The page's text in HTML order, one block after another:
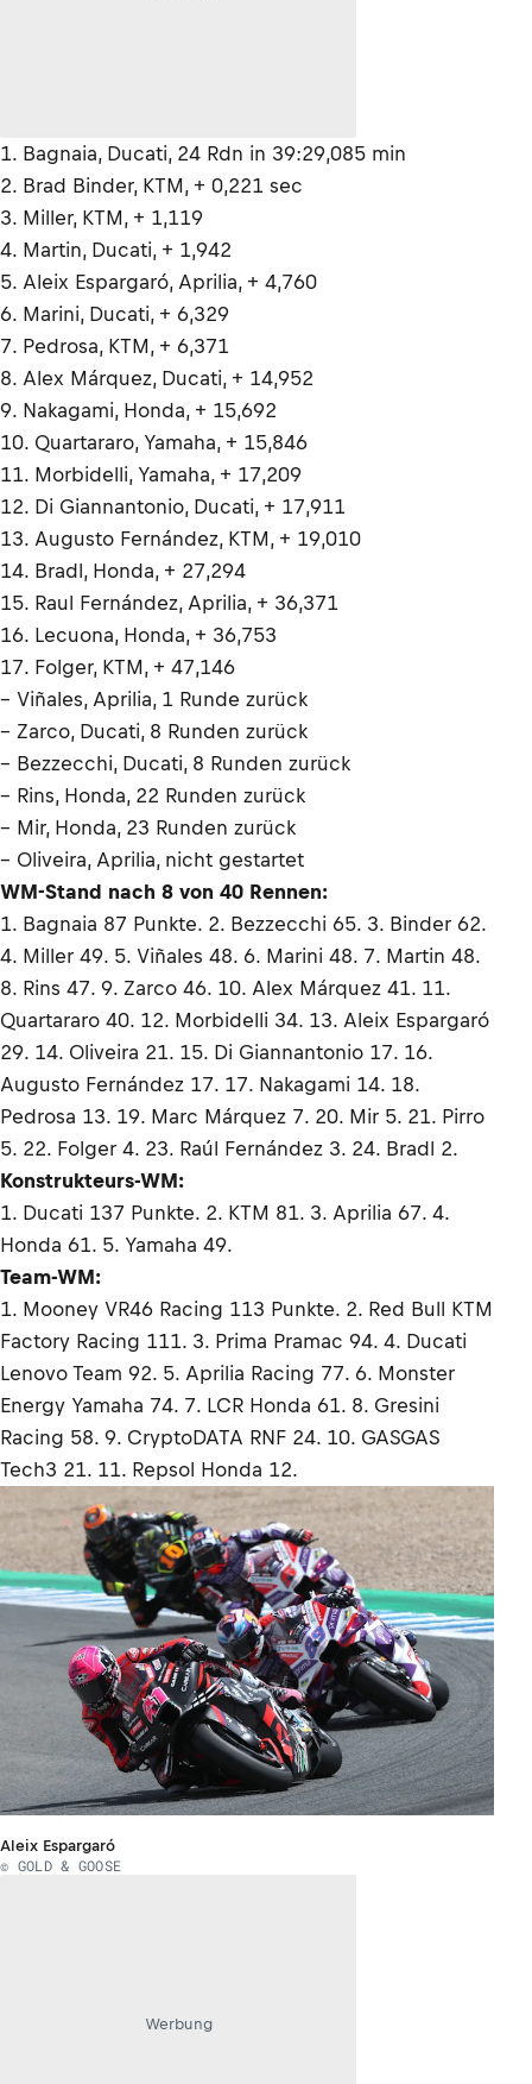
1. Bagnaia, Ducati, 24 Rdn in 39:29,085 min
2. Brad Binder, KTM, + 0,221 sec
3. Miller, KTM, + 1,119
4. Martin, Ducati, + 1,942
5. Aleix Espargaró, Aprilia, + 4,760
6. Marini, Ducati, + 6,329
7. Pedrosa, KTM, + 6,371
8. Alex Márquez, Ducati, + 14,952
9. Nakagami, Honda, + 15,692
10. Quartararo, Yamaha, + 15,846
11. Morbidelli, Yamaha, + 17,209
12. Di Giannantonio, Ducati, + 17,911
13. Augusto Fernández, KTM, + 19,010
14. Bradl, Honda, + 27,294
15. Raul Fernández, Aprilia, + 36,371
16. Lecuona, Honda, + 36,753
17. Folger, KTM, + 47,146
– Viñales, Aprilia, 1 Runde zurück
– Zarco, Ducati, 8 Runden zurück
– Bezzecchi, Ducati, 8 Runden zurück
– Rins, Honda, 22 Runden zurück
– Mir, Honda, 23 Runden zurück
– Oliveira, Aprilia, nicht gestartet
WM-Stand nach 8 von 40 Rennen:
1. Bagnaia 87 Punkte. 2. Bezzecchi 65. 3. Binder 62.
4. Miller 49. 5. Viñales 48. 6. Marini 48. 7. Martin 48.
8. Rins 47. 9. Zarco 46. 10. Alex Márquez 41. 11.
Quartararo 40. 12. Morbidelli 34. 13. Aleix Espargaró
29. 14. Oliveira 21. 15. Di Giannantonio 17. 16.
Augusto Fernández 17. 17. Nakagami 14. 18.
Pedrosa 13. 19. Marc Márquez 7. 20. Mir 5. 21. Pirro
5. 22. Folger 4. 23. Raúl Fernández 3. 24. Bradl 2.
Konstrukteurs-WM:
1. Ducati 137 Punkte. 2. KTM 81. 3. Aprilia 67. 4.
Honda 61. 5. Yamaha 49.
Team-WM:
1. Mooney VR46 Racing 113 Punkte. 2. Red Bull KTM
Factory Racing 111. 3. Prima Pramac 94. 4. Ducati
Lenovo Team 92. 5. Aprilia Racing 77. 6. Monster
Energy Yamaha 74. 7. LCR Honda 61. 8. Gresini
Racing 58. 9. CryptoDATA RNF 24. 10. GASGAS
Tech3 21. 11. Repsol Honda 12.
Aleix Espargaró
© GOLD & GOOSE
Werbung